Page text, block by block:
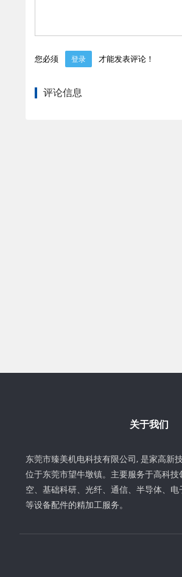
您必须 登录 才能发表评论！
评论信息
关于我们
东莞市臻美机电科技有限公司, 是家高新
位于东莞市望牛墩镇。主要服务于高科
空、基础科研、光纤、通信、半导体、
等设备配件的精加工服务。